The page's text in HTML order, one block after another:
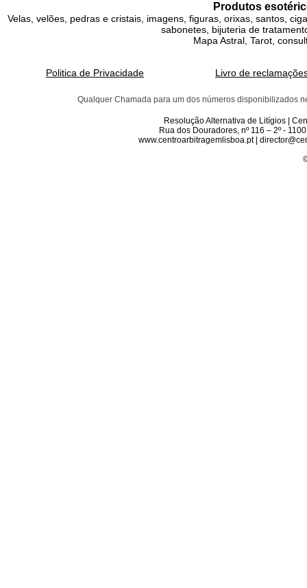
Produtos
Velas, velões, pedras e cristais, imagens, figuras, orixas, santos,
sabonetes, bijuteria de
Mapa Astral, Tarot,
Politica de Privacidade Livro de
Qualquer Chamada para um dos números disponibilizados
Resolução Alternativa de Litígios |
Rua dos Douradores, nº 116 – 2º -
www.centroarbitragemlisboa.pt |